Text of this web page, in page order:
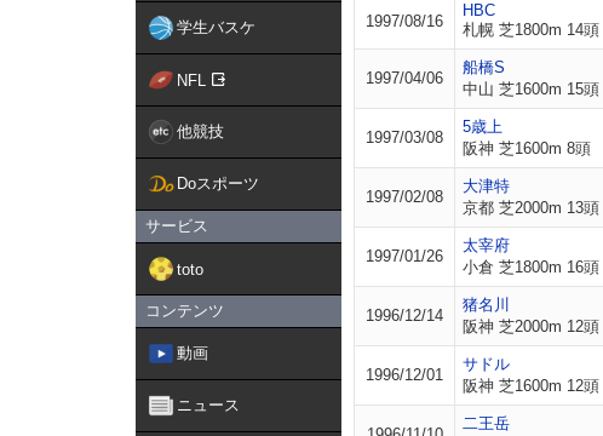
学生バスケ
NFL
他競技
Doスポーツ
サービス
toto
コンテンツ
動画
ニュース
1997/08/16
HBC
札幌 芝1800m 14頭
1997/04/06
船橋S
中山 芝1600m 15頭
1997/03/08
5歳上
阪神 芝1600m 8頭
1997/02/08
大津特
京都 芝2000m 13頭
1997/01/26
太宰府
小倉 芝1800m 16頭
1996/12/14
猪名川
阪神 芝2000m 12頭
1996/12/01
サドル
阪神 芝1600m 12頭
二王岳